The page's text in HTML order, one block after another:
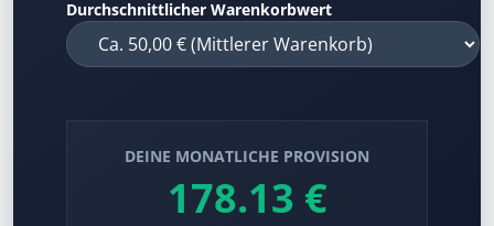
Durchschnittlicher Warenkorbwert
DEINE MONATLICHE PROVISION
178.13 €